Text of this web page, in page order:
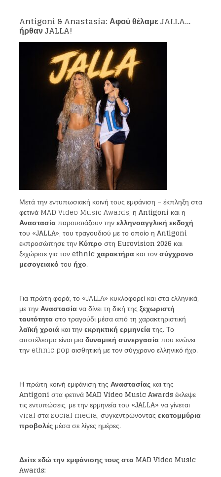
Antigoni & Anastasia: Αφού θέλαμε JALLA…
ήρθαν JALLA!
Μετά την εντυπωσιακή κοινή τους εμφάνιση – έκπληξη στα
φετινά MAD Video Music Awards, η Antigoni και η
Αναστασίαπαρουσιάζουν τηνελληνοαγγλική εκδοχή
του «JALLA», του τραγουδιού με το οποίο η Antigoni
εκπροσώπησε την Κύπρο στη Eurovision 2026 και
ξεχώρισε για τονethnic χαρακτήρακαι τονσύγχρονο
μεσογειακό του ήχο.
Για πρώτη φορά, το «JALLA» κυκλοφορεί και στα ελληνικά,
με τηνΑναστασίανα δίνει τη δική τηςξεχωριστή
ταυτότηταστο τραγούδι μέσα από τη χαρακτηριστική
λαϊκή χροιάκαι τηνεκρηκτική ερμηνείατης. Το
αποτέλεσμα είναι μιαδυναμική συνεργασίαπου ενώνει
την ethnic pop αισθητική με τον σύγχρονο ελληνικό ήχο.
Η πρώτη κοινή εμφάνιση τηςΑναστασίας και της
Antigoni στα φετινά MAD Video Music Awards έκλεψε
τις εντυπώσεις, με την ερμηνεία του «JALLA» να γίνεται
viral στα social media, συγκεντρώνονταςεκατομμύρια
προβολέςμέσα σε λίγες ημέρες.
Δείτε εδώ την εμφάνισης τους στα MAD Video Music
Awards: